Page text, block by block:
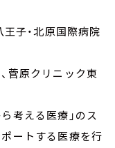
子・北原国際病院
菅原クリニック東
考える医療」のス
ートする医療を行